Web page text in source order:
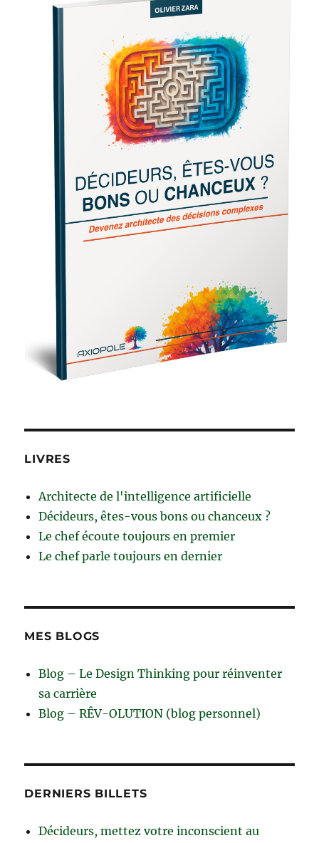
LIVRES
Architecte de l'intelligence artificielle
Décideurs, êtes-vous bons ou chanceux ?
Le chef écoute toujours en premier
Le chef parle toujours en dernier
MES BLOGS
Blog – Le Design Thinking pour réinventer
sa carrière
Blog – RÊV-OLUTION (blog personnel)
DERNIERS BILLETS
Décideurs, mettez votre inconscient au